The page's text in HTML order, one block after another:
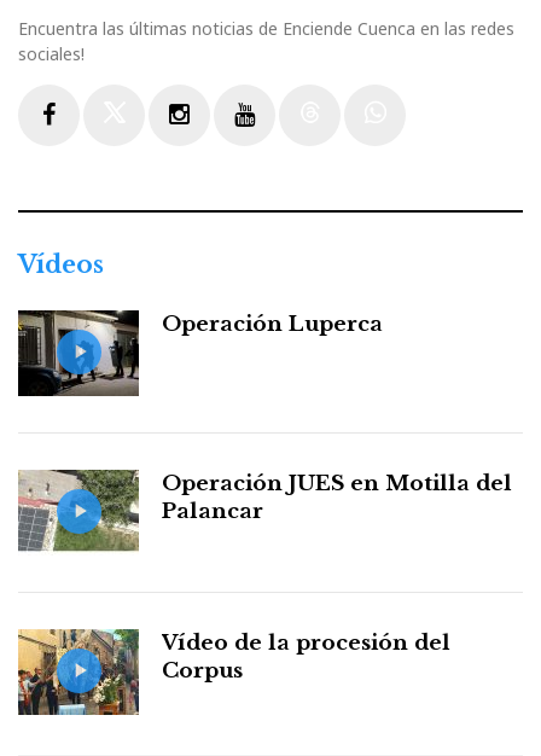
Encuentra las últimas noticias de Enciende Cuenca en las redes
sociales!
Vídeos
Operación Luperca
Operación JUES en Motilla del
Palancar
Vídeo de la procesión del
Corpus